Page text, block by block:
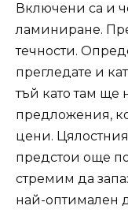
Включени са и
ламиниране.
течности.
прегледате и
тъй като там
предложения,
цени.
предстои още
стремим да
най-оптимален